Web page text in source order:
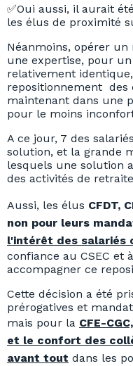
✅Oui aussi, il aurait
les élus de proximité
Néanmoins, opérer
une expertise, pour
relativement
repositionnement des
maintenant dans une
pour le moins
A ce jour, 7 des
solution, et la grande
lesquels une solution
des activités de
Aussi, les élus CFDT,
non pour leurs
l'intérêt des salariés
confiance au CSEC et
accompagner ce
Cette décision a été
prérogatives et
mais pour la CFE-
et le confort des
avant tout dans les